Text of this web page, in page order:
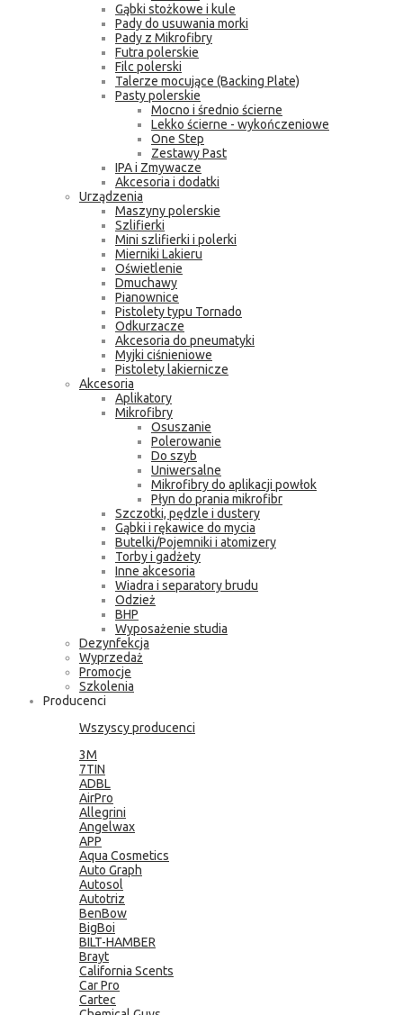
Gąbki stożkowe i kule
Pady do usuwania morki
Pady z Mikrofibry
Futra polerskie
Filc polerski
Talerze mocujące (Backing Plate)
Pasty polerskie
Mocno i średnio ścierne
Lekko ścierne - wykończeniowe
One Step
Zestawy Past
IPA i Zmywacze
Akcesoria i dodatki
Urządzenia
Maszyny polerskie
Szlifierki
Mini szlifierki i polerki
Mierniki Lakieru
Oświetlenie
Dmuchawy
Pianownice
Pistolety typu Tornado
Odkurzacze
Akcesoria do pneumatyki
Myjki ciśnieniowe
Pistolety lakiernicze
Akcesoria
Aplikatory
Mikrofibry
Osuszanie
Polerowanie
Do szyb
Uniwersalne
Mikrofibry do aplikacji powłok
Płyn do prania mikrofibr
Szczotki, pędzle i dustery
Gąbki i rękawice do mycia
Butelki/Pojemniki i atomizery
Torby i gadżety
Inne akcesoria
Wiadra i separatory brudu
Odzież
BHP
Wyposażenie studia
Dezynfekcja
Wyprzedaż
Promocje
Szkolenia
Producenci
Wszyscy producenci
3M
7TIN
ADBL
AirPro
Allegrini
Angelwax
APP
Aqua Cosmetics
Auto Graph
Autosol
Autotriz
BenBow
BigBoi
BILT-HAMBER
Brayt
California Scents
Car Pro
Cartec